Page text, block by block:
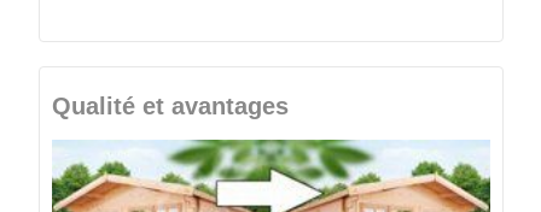
Qualité et avantages